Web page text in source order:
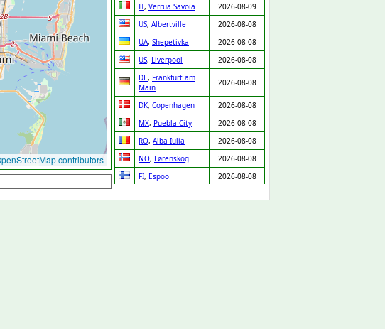
contributors
IT, Verrua Savoia
2026-08-09
US, Albertville
2026-08-08
UA, Shepetivka
2026-08-08
US, Liverpool
2026-08-08
DE, Frankfurt am
Main
2026-08-08
DK, Copenhagen
2026-08-08
MX, Puebla City
2026-08-08
RO, Alba Iulia
2026-08-08
NO, Lørenskog
2026-08-08
FI, Espoo
2026-08-08